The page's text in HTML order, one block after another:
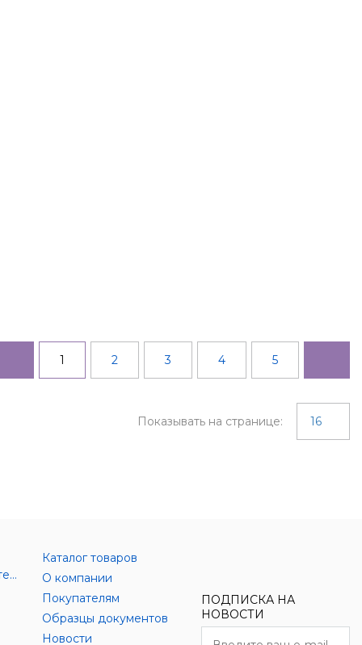
1 2 3 4 5
Показывать на странице: 16
Аксессуары цифровой техники
Каталог товаров
О компании
Покупателям
Образцы документов
Новости
ПОДПИСКА НА
НОВОСТИ